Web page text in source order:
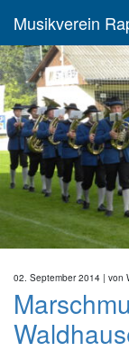
Musikverein
02. September 2014 | von